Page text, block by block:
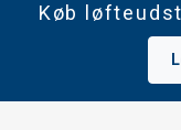
Køb